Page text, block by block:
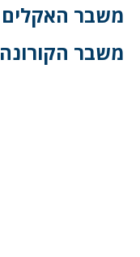
משבר האקלים
משבר הקורונה